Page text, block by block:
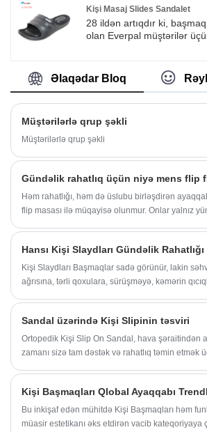
aktiv uşaqlar üçün uyğun
istiqamətlərimizdən biridir.
hadisənin əhəmiyyətini
ayaqqabıların demək olar
Kişi Masaj Slides Sandalet
28 ildən artıqdır ki,
olan Everpal müştərilər
daha çox əhəmiyyət
ödəmək üçün Everpal
Əlaqədar Bloq
Müştərilərlə qrup şəkli
Müştərilərlə qrup şəkli
Həm rahatlığı, həm də üslubu birləşdirən
flip masası ilə müqayisə olunmur. Onlar yalnız
çox müştəri davamlılıq və rahatlıq səbəbindən
üstünlük verir və dəri flip flops bir mükafat seçimi
keyfiyyətli sənətkarlıq və etibarlı performansla,
Hansı Kişi Slaydları Gündəlik
Kişi Slaydları Başmaqlar sadə görünür, lakin
ağrısına, tərli qoxulara, sürüşməyə, kəmərin
Sandal üzərində Kişi Slipinin təsviri
Ortopedik Kişi Slip On Sandal, hava şəraitindən
zamanı sizə tam dəstək və rahatlıq təmin etmək
ayaqlarınızı qaşımayacaq.
Bu inkişaf edən mühitdə Kişi Başmaqları həm
müasir estetikanı əks etdirən vacib kateqoriyaya